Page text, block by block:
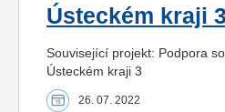
Ústeckém kraji 3
Související projekt: Podpora
Ústeckém kraji 3
26. 07. 2022